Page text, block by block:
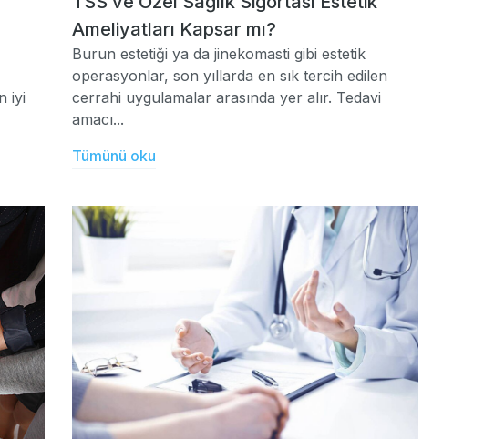
iyi
Ameliyatları Kapsar mı?
Burun estetiği ya da jinekomasti gibi estetik
operasyonlar, son yıllarda en sık tercih edilen
cerrahi uygulamalar arasında yer alır. Tedavi
amacı...
Tümünü oku